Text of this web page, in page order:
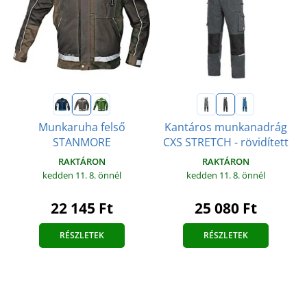
Munkaruha felső
STANMORE
RAKTÁRON
kedden 11. 8.önnél
22 145 Ft
RÉSZLETEK
Kantáros munkanadrág
CXS STRETCH - rövidített
RAKTÁRON
kedden 11. 8.önnél
25 080 Ft
RÉSZLETEK